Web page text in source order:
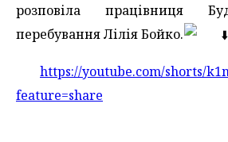
розповіла працівниця
перебування Лілія Бойко.
https://youtube.com/shorts/
feature=share